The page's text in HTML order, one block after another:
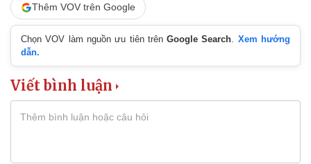
Pháp luật
Vụ án
Tin nóng
Tư vấn luật
Vũ khí
Việt Nam
Thêm VOV trên Google
Chọn VOV làm nguồn ưu tiên trênGoogle Search. Xem hướng
dẫn.
Viết bình luận